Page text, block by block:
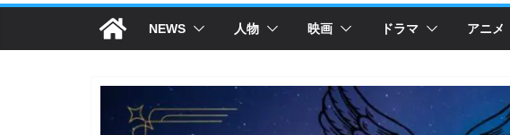
ス
NEWS 人物 映画 ドラマ アニメ